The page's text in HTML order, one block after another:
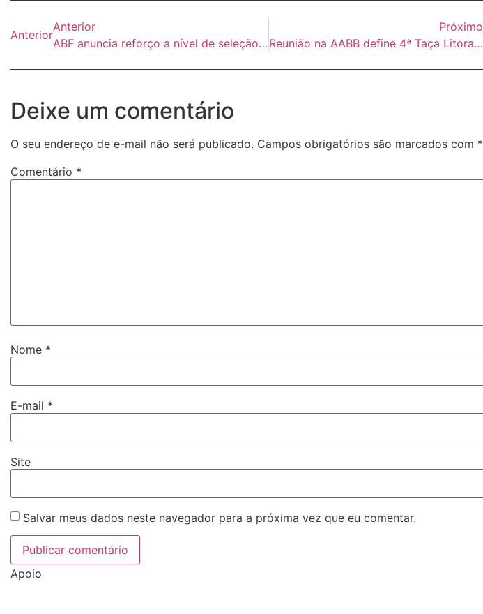
Anterior
Anterior
ABF anuncia reforço a nível de seleção brasileira
Próximo
Reunião na AABB define 4ª Taça Litoral Esportes Interfirmas – 2026
Deixe um comentário
O seu endereço de e-mail não será publicado. Campos obrigatórios são marcados com *
Comentário *
Nome *
E-mail *
Site
Salvar meus dados neste navegador para a próxima vez que eu comentar.
Apoio